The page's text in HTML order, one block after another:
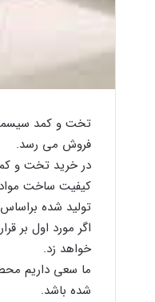
تخت و کمد
فروش می رسد.
در خرید تخت و
کیفیت ساخت مواد
تولید شده براساس
اگر مورد اول بر
خواهد زد.
ما سعی داریم
شده باشد.